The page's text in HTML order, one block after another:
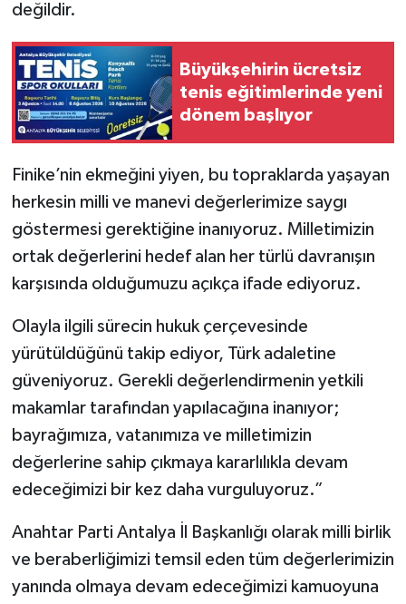
değildir.
Büyükşehirin ücretsiz
tenis eğitimlerinde yeni
dönem başlıyor
Finike’nin ekmeğini yiyen, bu topraklarda yaşayan
herkesin milli ve manevi değerlerimize saygı
göstermesi gerektiğine inanıyoruz. Milletimizin
ortak değerlerini hedef alan her türlü davranışın
karşısında olduğumuzu açıkça ifade ediyoruz.
Olayla ilgili sürecin hukuk çerçevesinde
yürütüldüğünü takip ediyor, Türk adaletine
güveniyoruz. Gerekli değerlendirmenin yetkili
makamlar tarafından yapılacağına inanıyor;
bayrağımıza, vatanımıza ve milletimizin
değerlerine sahip çıkmaya kararlılıkla devam
edeceğimizi bir kez daha vurguluyoruz.”
Anahtar Parti Antalya İl Başkanlığı olarak milli birlik
ve beraberliğimizi temsil eden tüm değerlerimizin
yanında olmaya devam edeceğimizi kamuoyuna